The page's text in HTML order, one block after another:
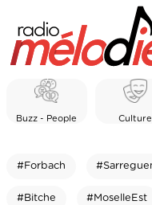
Buzz - People Culture
#Forbach
#Bitche #MoselleEst